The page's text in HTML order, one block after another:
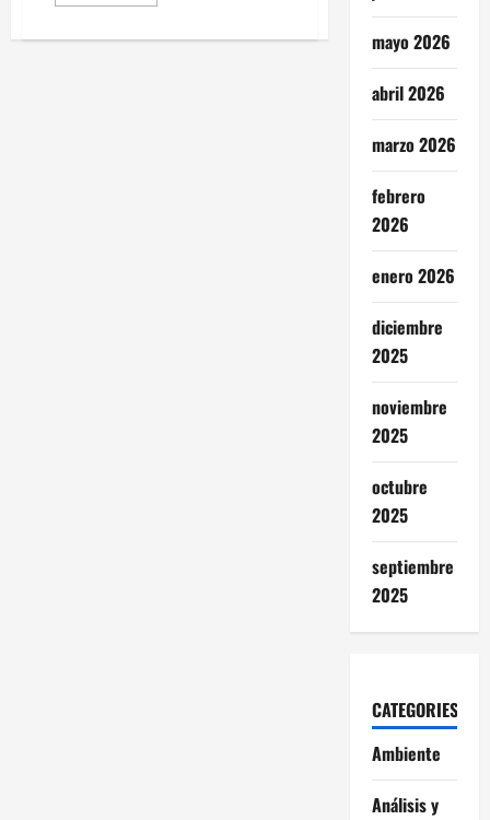
Dependencia
mayo 2026
abril 2026
marzo 2026
febrero
2026
enero 2026
diciembre
2025
noviembre
2025
octubre
2025
septiembre
2025
CATEGORIES
Ambiente
Análisis y